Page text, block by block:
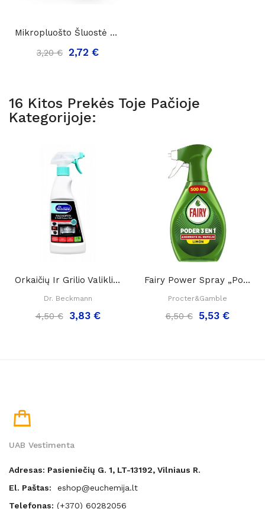
Mikropluošto Šluostė Stiklams Green-Tex Glass,...
3,20 € 2,72 €
16 Kitos Prekės Toje Pačioje
Kategorijoje:
Orkaičių Ir Grilio Valiklis DR. BECKMANN...
Dr. Beckmann
4,50 € 3,83 €
Fairy Power Spray „Poder 3 En 1“ Indų Ir...
Procter&Gamble
6,50 € 5,53 €
UAB Vestimenta
Adresas: Pasieniečių G. 1, LT-13192, Vilniaus R.
El. Paštas:
eshop@euchemija.lt
Telefonas: (+370) 60282056